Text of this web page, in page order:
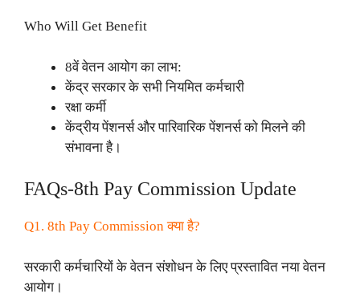
Who Will Get Benefit
8वें वेतन आयोग का लाभ:
केंद्र सरकार के सभी नियमित कर्मचारी
रक्षा कर्मी
केंद्रीय पेंशनर्स और पारिवारिक पेंशनर्स को मिलने की
संभावना है।
FAQs-8th Pay Commission Update
Q1. 8th Pay Commission क्या है?
सरकारी कर्मचारियों के वेतन संशोधन के लिए प्रस्तावित नया वेतन
आयोग।